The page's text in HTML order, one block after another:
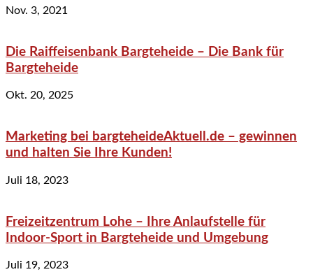
Nov. 3, 2021
Die Raiffeisenbank Bargteheide – Die Bank für
Bargteheide
Okt. 20, 2025
Marketing bei bargteheideAktuell.de – gewinnen
und halten Sie Ihre Kunden!
Juli 18, 2023
Freizeitzentrum Lohe – Ihre Anlaufstelle für
Indoor-Sport in Bargteheide und Umgebung
Juli 19, 2023